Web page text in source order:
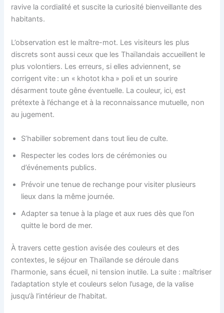
ravive la cordialité et suscite la curiosité bienveillante des
habitants.
L’observation est le maître-mot. Les visiteurs les plus
discrets sont aussi ceux que les Thaïlandais accueillent le
plus volontiers. Les erreurs, si elles adviennent, se
corrigent vite : un « khotot kha » poli et un sourire
désarment toute gêne éventuelle. La couleur, ici, est
prétexte à l’échange et à la reconnaissance mutuelle, non
au jugement.
S’habiller sobrement dans tout lieu de culte.
Respecter les codes lors de cérémonies ou
d’événements publics.
Prévoir une tenue de rechange pour visiter plusieurs
lieux dans la même journée.
Adapter sa tenue à la plage et aux rues dès que l’on
quitte le bord de mer.
À travers cette gestion avisée des couleurs et des
contextes, le séjour en Thaïlande se déroule dans
l’harmonie, sans écueil, ni tension inutile. La suite : maîtriser
l’adaptation style et couleurs selon l’usage, de la valise
jusqu’à l’intérieur de l’habitat.